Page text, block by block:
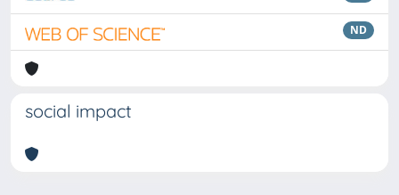
ND
social impact